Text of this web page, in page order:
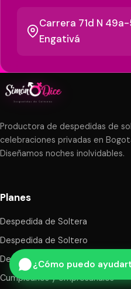
Carrera 71d N
Engativá
Productora de despedidas de
celebraciones privadas en
Diseñamos noches inolvidables.
Planes
Despedida de Soltera
Despedida de Soltero
Despedida Mixta
Cumpleaños y empresariales
¿Cómo puedo